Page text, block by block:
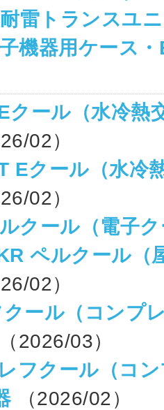
雷トランスユ
機器用ケース
クール（水冷熱
02）
Eクール（水冷
02）
クール（電子
ペルクール（
02）
ール（コンプ
（2026/03）
フクール（コ
（2026/02）